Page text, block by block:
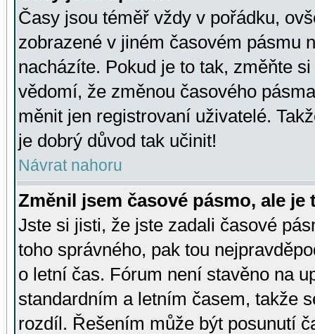
Časy jsou téměř vždy v pořádku,
zobrazené v jiném časovém pásmu
nacházíte. Pokud je to tak, změňte
vědomí, že změnou časového
měnit jen registrovaní uživatelé.
je dobrý důvod tak učinit!
Návrat nahoru
Změnil jsem časové pásmo, ale je
Jste si jisti, že jste zadali časové
toho správného, pak tou
o letní čas. Fórum není stavěno na
standardním a letním časem, takže
rozdíl. Řešením může být posunutí